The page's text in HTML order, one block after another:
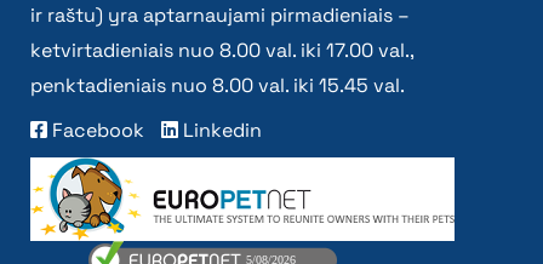
ir raštu) yra aptarnaujami pirmadieniais –
ketvirtadieniais nuo 8.00 val. iki 17.00 val.,
penktadieniais nuo 8.00 val. iki 15.45 val.
Facebook
Linkedin